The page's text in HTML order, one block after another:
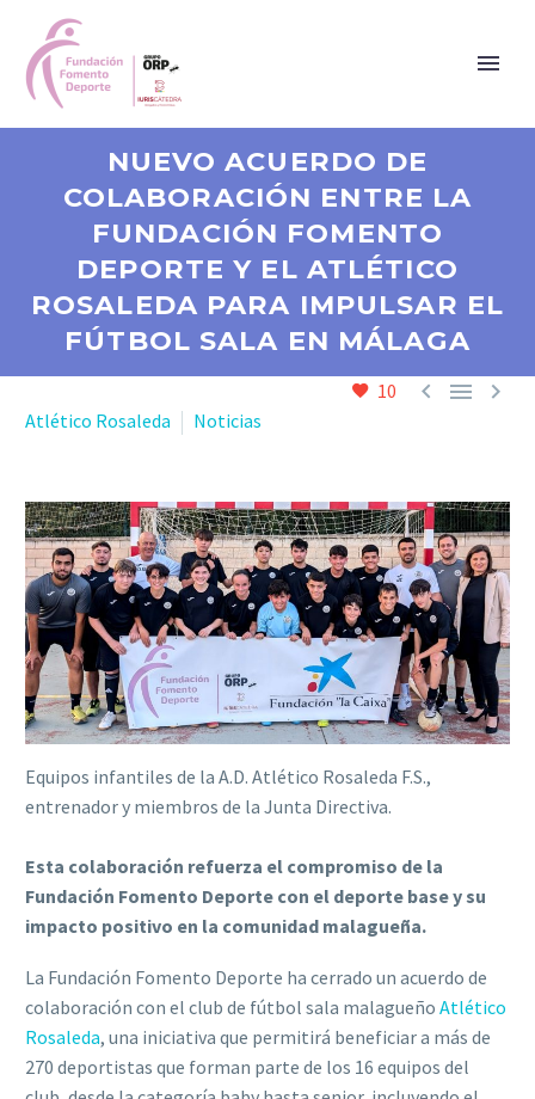
NUEVO ACUERDO DE
COLABORACIÓN ENTRE LA
FUNDACIÓN FOMENTO
DEPORTE Y EL ATLÉTICO
ROSALEDA PARA IMPULSAR EL
FÚTBOL SALA EN MÁLAGA
10   
Atlético Rosaleda Noticias
Equipos infantiles de la A.D. Atlético Rosaleda F.S.,
entrenador y miembros de la Junta Directiva.
Esta colaboración refuerza el compromiso de la
Fundación Fomento Deporte con el deporte base y su
impacto positivo en la comunidad malagueña.
La Fundación Fomento Deporte ha cerrado un acuerdo de
colaboración con el club de fútbol sala malagueño Atlético
Rosaleda, una iniciativa que permitirá beneficiar a más de
270 deportistas que forman parte de los 16 equipos del